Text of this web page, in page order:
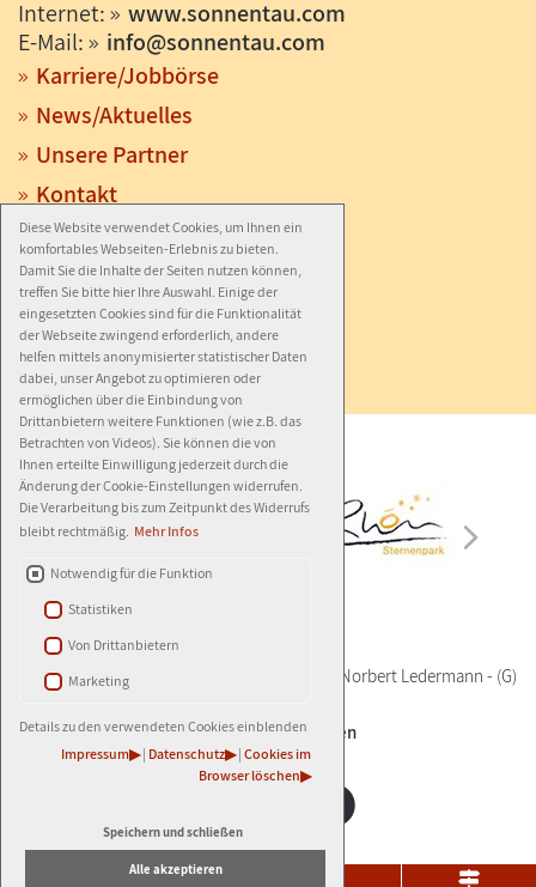
Diese Website verwendet Cookies, um Ihnen ein
komfortables Webseiten-Erlebnis zu bieten.
Damit Sie die Inhalte der Seiten nutzen können,
treffen Sie bitte hier Ihre Auswahl. Einige der
eingesetzten Cookies sind für die Funktionalität
der Webseite zwingend erforderlich, andere
helfen mittels anonymisierter statistischer Daten
dabei, unser Angebot zu optimieren oder
ermöglichen über die Einbindung von
Drittanbietern weitere Funktionen (wie z.B. das
Betrachten von Videos). Sie können die von
Ihnen erteilte Einwilligung jederzeit durch die
Änderung der Cookie-Einstellungen widerrufen.
Die Verarbeitung bis zum Zeitpunkt des Widerrufs
bleibt rechtmäßig. Mehr Infos
Notwendig für die Funktion
Statistiken
Von Drittanbietern
Marketing
Details zu den verwendeten Cookies einblenden
Impressum | Datenschutz | Cookies im
Browser löschen
Speichern und schließen
Alle akzeptieren
Internet:
www.sonnentau.com
E-Mail:
info@sonnentau.com
Karriere/Jobbörse
News/Aktuelles
Unsere Partner
Kontakt
Anfahrt
Impressum
Datenschutz
Barrierefreiheit
© 2026AGENTUR LEDERMANN Norbert Ledermann - (G)
±Cookie-Einstellungen